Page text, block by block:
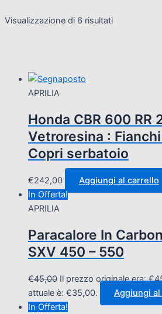
Visualizzazione di 6 risultati
APRILIA
Honda CBR 600 RR
Vetroresina :
Copri serbatoio
€242,00
Aggiungi al carrello
In Offerta!
APRILIA
Paracalore In
SXV 450 – 550
€45,00 Il prezzo originale era:
attuale è: €35,00.
Aggiungi
In Offerta!